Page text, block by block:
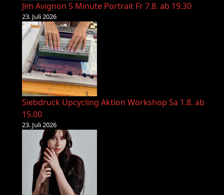
Jim Avignon 5 Minute Portrait Fr 7.8. ab 19.30
23. Juli 2026
Siebdruck Upcycling Aktion Workshop Sa 1.8. ab
15.00
23. Juli 2026